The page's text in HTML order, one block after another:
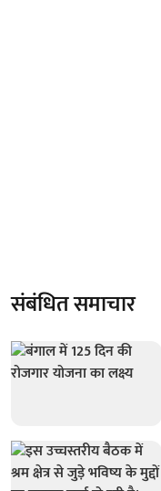
संबंधित समाचार